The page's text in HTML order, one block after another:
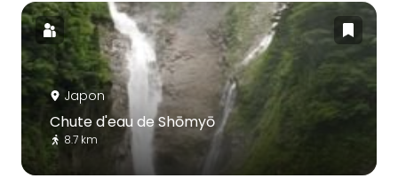
Japon
Chute d'eau de Shōmyō
8.7 km